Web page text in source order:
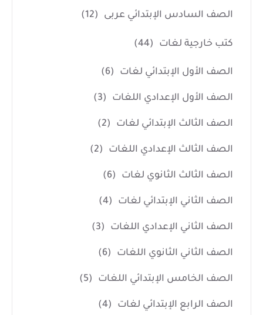
الصف السادس الإبتدائي عربى (12)
كتب خارجية لغات (44)
الصف الأول الإبتدائي لغات (6)
الصف الأول الإعدادي اللغات (3)
الصف الثالث الإبتدائي لغات (2)
الصف الثالث الإعدادي اللغات (2)
الصف الثالث الثانوي لغات (6)
الصف الثاني الإبتدائي لغات (4)
الصف الثاني الإعدادي اللغات (3)
الصف الثاني الثانوي اللغات (6)
الصف الخامس الإبتدائي اللغات (5)
الصف الرابع الإبتدائي لغات (4)